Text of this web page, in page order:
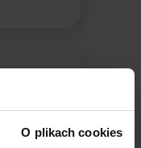
O plikach cookies